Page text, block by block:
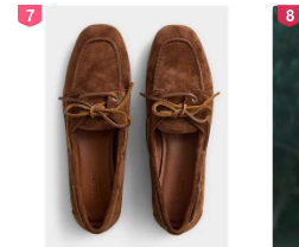
7 8